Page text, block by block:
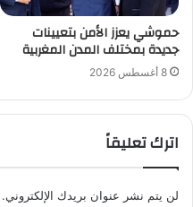
حموشي يعزز الأمن بتعيينات
جديدة بمختلف المدن المغربية
8 أغسطس 2026
اترك تعليقاً
لن يتم نشر عنوان بريدك الإلكتروني.